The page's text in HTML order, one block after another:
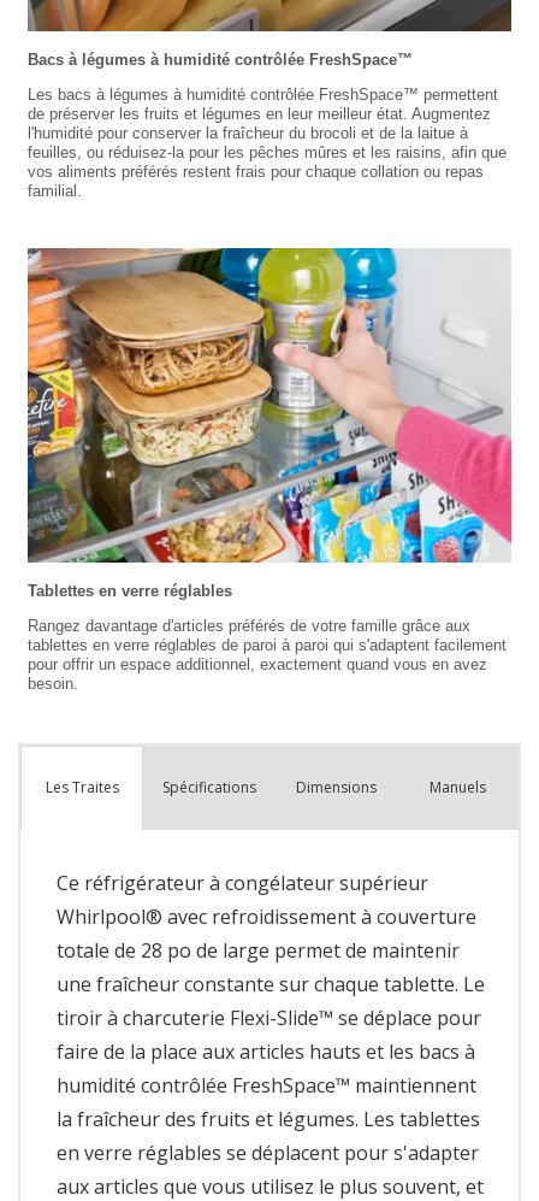
Les Traites Spécifications Dimensions Manuels
Ce réfrigérateur à congélateur supérieur
Whirlpool® avec refroidissement à couverture
totale de 28 po de large permet de maintenir
une fraîcheur constante sur chaque tablette. Le
tiroir à charcuterie Flexi-Slide™ se déplace pour
faire de la place aux articles hauts et les bacs à
humidité contrôlée FreshSpace™ maintiennent
la fraîcheur des fruits et légumes. Les tablettes
en verre réglables se déplacent pour s'adapter
aux articles que vous utilisez le plus souvent, et